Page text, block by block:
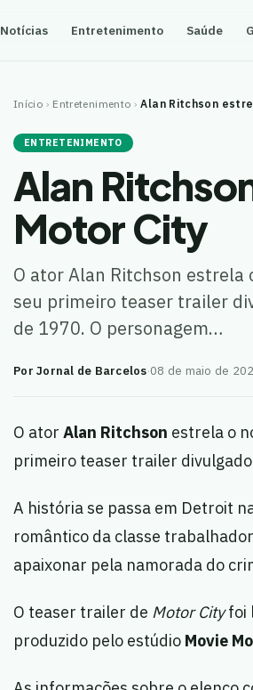
Notícias Entretenimento Saúde
Início › Entretenimento › Alan Ritchson
ENTRETENIMENTO
Alan
Motor City
O ator Alan Ritchson estrela
seu primeiro teaser trailer
de 1970. O personagem…
Por Jornal de Barcelos·08 de maio de
O ator Alan Ritchson estrela o
primeiro teaser trailer
A história se passa em Detroit
romântico da classe
apaixonar pela namorada do
O teaser trailer de Motor Cityfoi
produzido pelo estúdio Movie